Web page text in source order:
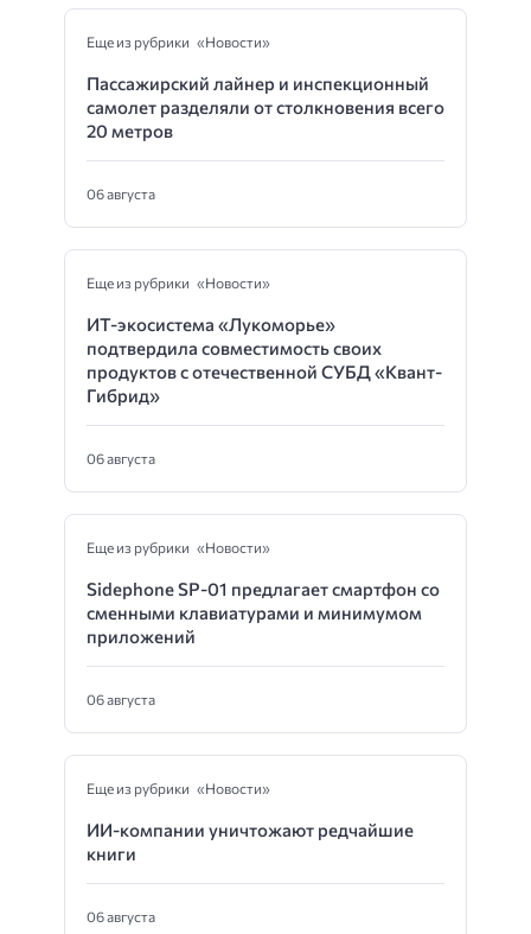
Еще из рубрики «Новости»
Пассажирский лайнер и инспекционный
самолет разделяли от столкновения всего
20 метров
06 августа
Еще из рубрики «Новости»
ИТ-экосистема «Лукоморье»
подтвердила совместимость своих
продуктов с отечественной СУБД «Квант-
Гибрид»
06 августа
Еще из рубрики «Новости»
Sidephone SP-01 предлагает смартфон со
сменными клавиатурами и минимумом
приложений
06 августа
Еще из рубрики «Новости»
ИИ-компании уничтожают редчайшие
книги
06 августа